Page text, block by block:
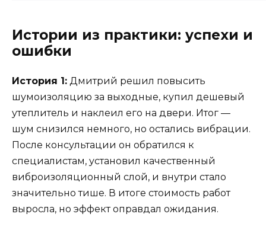
Истории из практики: успехи и
ошибки
История 1: Дмитрий решил повысить
шумоизоляцию за выходные, купил дешевый
утеплитель и наклеил его на двери. Итог —
шум снизился немного, но остались вибрации.
После консультации он обратился к
специалистам, установил качественный
виброизоляционный слой, и внутри стало
значительно тише. В итоге стоимость работ
выросла, но эффект оправдал ожидания.